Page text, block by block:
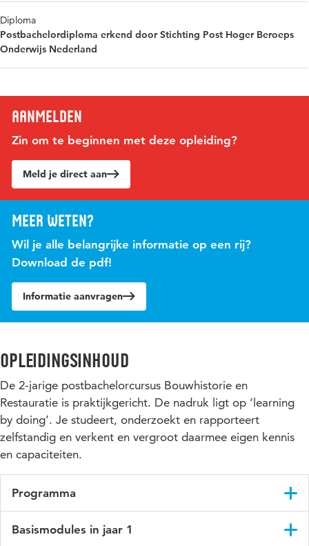
Diploma
Postbachelordiploma erkend door Stichting Post Hoger Beroeps
Onderwijs Nederland
Aanmelden
Zin om te beginnen met deze opleiding?
Meld je direct aan
Meer weten?
Wil je alle belangrijke informatie op een rij?
Download de pdf!
Informatie aanvragen
Opleidingsinhoud
De 2-jarige postbachelorcursus Bouwhistorie en
Restauratie is praktijkgericht. De nadruk ligt op ‘learning
by doing’. Je studeert, onderzoekt en rapporteert
zelfstandig en verkent en vergroot daarmee eigen kennis
en capaciteiten.
Programma
Basismodules in jaar 1